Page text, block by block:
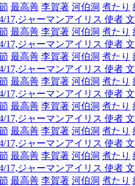
最高善 李賀著 河伯洞 煮たり
17,ジャーマンアイリス 使者
最高善 李賀著 河伯洞 煮たり
17,ジャーマンアイリス 使者
最高善 李賀著 河伯洞 煮たり
17,ジャーマンアイリス 使者
最高善 李賀著 河伯洞 煮たり
17,ジャーマンアイリス 使者
最高善 李賀著 河伯洞 煮たり
17,ジャーマンアイリス 使者
最高善 李賀著 河伯洞 煮たり
17,ジャーマンアイリス 使者
最高善 李賀著 河伯洞 煮たり
17,ジャーマンアイリス 使者
最高善 李賀著 河伯洞 煮たり